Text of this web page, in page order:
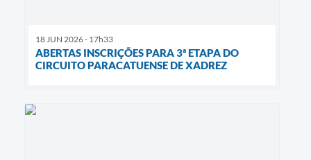
18 JUN 2026 - 17h33
ABERTAS INSCRIÇÕES PARA 3ª ETAPA DO
CIRCUITO PARACATUENSE DE XADREZ